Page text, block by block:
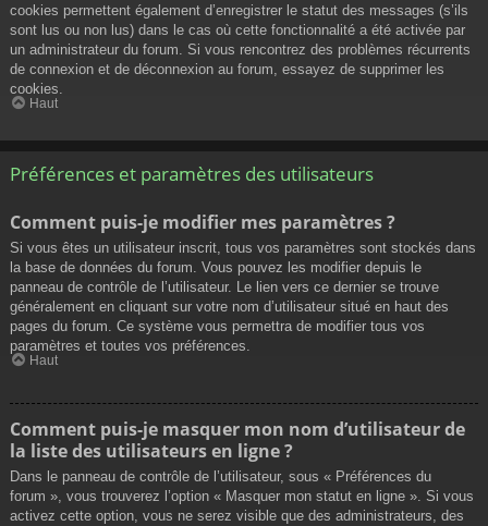
cookies permettent également d’enregistrer le statut des messages (s’ils
sont lus ou non lus) dans le cas où cette fonctionnalité a été activée par
un administrateur du forum. Si vous rencontrez des problèmes récurrents
de connexion et de déconnexion au forum, essayez de supprimer les
cookies.
Haut
Préférences et paramètres des utilisateurs
Comment puis-je modifier mes paramètres ?
Si vous êtes un utilisateur inscrit, tous vos paramètres sont stockés dans
la base de données du forum. Vous pouvez les modifier depuis le
panneau de contrôle de l’utilisateur. Le lien vers ce dernier se trouve
généralement en cliquant sur votre nom d’utilisateur situé en haut des
pages du forum. Ce système vous permettra de modifier tous vos
paramètres et toutes vos préférences.
Haut
Comment puis-je masquer mon nom d’utilisateur de
la liste des utilisateurs en ligne ?
Dans le panneau de contrôle de l’utilisateur, sous « Préférences du
forum », vous trouverez l’option « Masquer mon statut en ligne ». Si vous
activez cette option, vous ne serez visible que des administrateurs, des